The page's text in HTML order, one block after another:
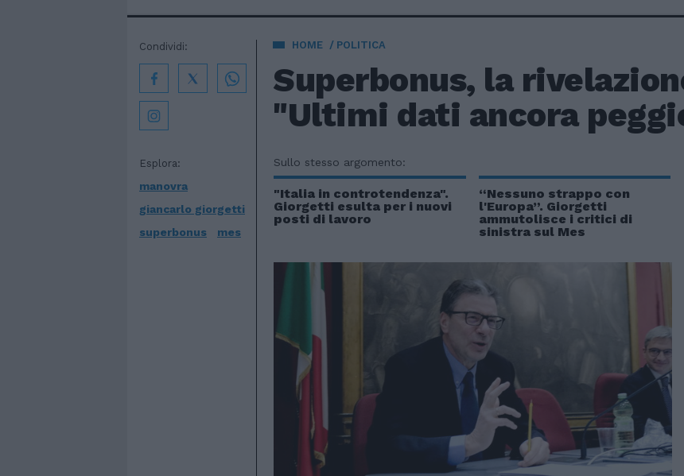
HOME POLITICA
Superbonus, la
"Ultimi dati ancora
Esplora:
manovra
giancarlo giorgetti
superbonus
mes
Condividi:
Sullo stesso argomento:
"Italia in controtendenza".
Giorgetti esulta per i nuovi
posti di lavoro
“Nessuno strappo con
l'Europa”. Giorgetti
ammutolisce i critici di
sinistra sul Mes